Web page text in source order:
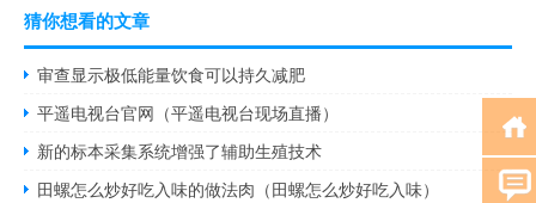
猜你想看的文章
审查显示极低能量饮食可以持久减肥
平遥电视台官网（平遥电视台现场直播）
新的标本采集系统增强了辅助生殖技术
田螺怎么炒好吃入味的做法肉（田螺怎么炒好吃入味）